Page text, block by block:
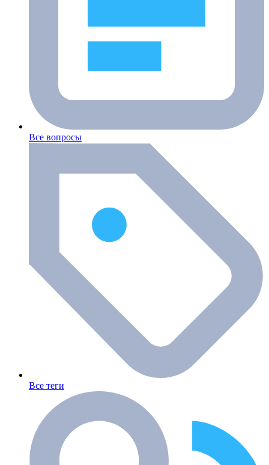
Все вопросы
Все теги